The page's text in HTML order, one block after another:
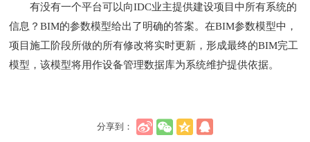
有没有一个平台可以向IDC业主提供建设项目中所有系统的
信息？BIM的参数模型给出了明确的答案。在BIM参数模型中，
项目施工阶段所做的所有修改将实时更新，形成最终的BIM完工
模型，该模型将用作设备管理数据库为系统维护提供依据。
分享到：